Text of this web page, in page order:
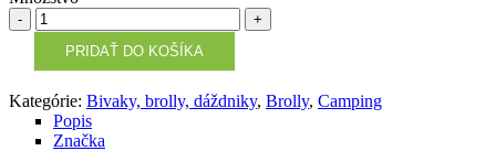
Množstvo
PRIDAŤ DO KOŠÍKA
Kategórie: Bivaky, brolly, dáždniky, Brolly, Camping
Popis
Značka